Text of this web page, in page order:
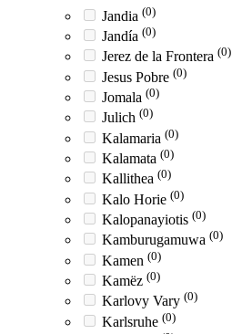
Jandia (0)
Jandía (0)
Jerez de la Frontera (0)
Jesus Pobre (0)
Jomala (0)
Julich (0)
Kalamaria (0)
Kalamata (0)
Kallithea (0)
Kalo Horie (0)
Kalopanayiotis (0)
Kamburugamuwa (0)
Kamen (0)
Kamëz (0)
Karlovy Vary (0)
Karlsruhe (0)